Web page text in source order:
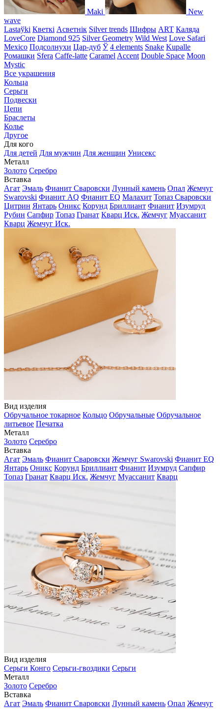
Maki
New
wave
Lastaўki Кветкі Асветнiк Silver trends Шифры ART Каляда
LoveCore Diamond 925 Silver Geometry Wild West Love Safari
Mexico Подсолнухи Цар-дуб Ў 4 elements Snake Kupalle
Ромашки Sfera Caffe-latte Caramel Accent Double Space Moon
Mystic
Все украшения
Кольца
Серьги
Подвески
Цепи
Браслеты
Колье
Другое
Для кого
Для детей Для мужчин Для женщин Унисекс
Металл
Золото Серебро
Вставка
Агат Эмаль Фианит Сваровски Лунный камень Опал Жемчуг
Swarovski Фианит AQ Фианит EQ Малахит Топаз Сваровски
Цитрин Янтарь Оникс Корунд Бриллиант Фианит Изумруд
Рубин Сапфир Топаз Гранат Кварц Иск. Жемчуг Муассанит
Кварц Жемчуг Иск.
Вид изделия
Обручальное токарное Кольцо Обручальные Обручальное
литьевое Печатка
Металл
Золото Серебро
Вставка
Агат Эмаль Фианит Сваровски Жемчуг Swarovski Фианит EQ
Янтарь Оникс Корунд Бриллиант Фианит Изумруд Сапфир
Топаз Гранат Кварц Иск. Жемчуг Муассанит Кварц
Вид изделия
Серьги Конго Серьги-гвоздики Серьги
Металл
Золото Серебро
Вставка
Агат Эмаль Фианит Сваровски Лунный камень Опал Жемчуг